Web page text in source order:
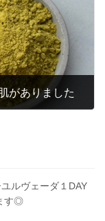
がありました
ルヴェーダ１DAY
す◎